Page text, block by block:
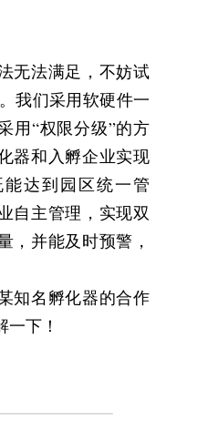
无法满足，不妨试
我们采用软硬件一
用“权限分级”的方
器和入孵企业实现
达到园区统一管
自主管理，实现双
，并能及时预警，
知名孵化器的合作
下！